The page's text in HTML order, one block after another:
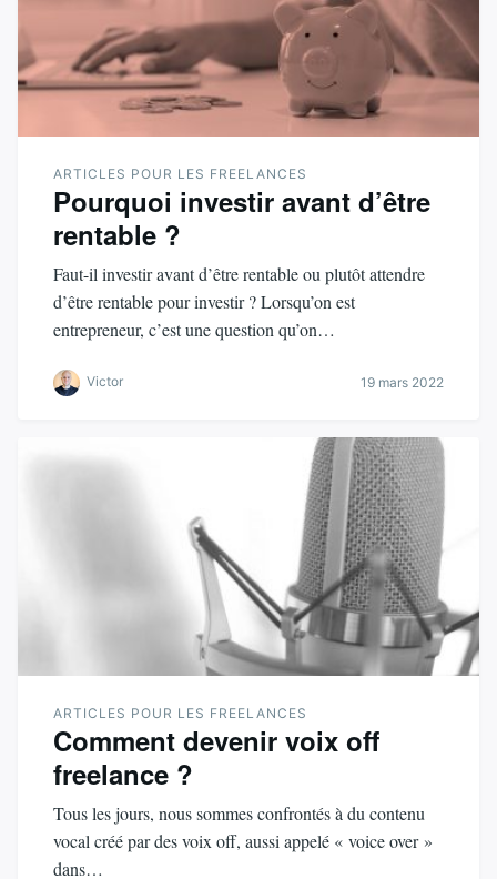
ARTICLES POUR LES FREELANCES
Pourquoi investir avant d’être
rentable ?
Faut-il investir avant d’être rentable ou plutôt attendre
d’être rentable pour investir ? Lorsqu’on est
entrepreneur, c’est une question qu’on…
Victor 19 mars 2022
ARTICLES POUR LES FREELANCES
Comment devenir voix off
freelance ?
Tous les jours, nous sommes confrontés à du contenu
vocal créé par des voix off, aussi appelé « voice over »
dans…